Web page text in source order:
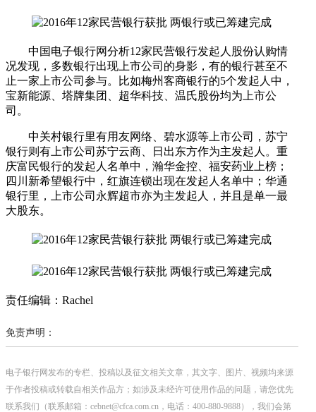
中国电子银行网分析12家民营银行发起人股份认购情
况发现，多数银行出现上市公司的身影，有的银行甚至不
止一家上市公司参与。比如梅州客商银行的5个发起人中，
宝新能源、塔牌集团、超华科技、温氏股份均为上市公
司。
中关村银行里有用友网络、碧水源等上市公司，苏宁
银行则有上市公司苏宁云商、日出东方作为主发起人。重
庆富民银行的发起人名单中，瀚华金控、福安药业上榜；
四川新希望银行中，红旗连锁出现在发起人名单中；华通
银行里，上市公司永辉超市亦为主发起人，并且是单一最
大股东。
责任编辑：Rachel
免责声明：
电子银行网发布的专栏、投稿以及征文相关文章，其文字、图片、视频均来源
于作者投稿或转载自相关作品方；如涉及未经许可使用作品的问题，请您优先
联系我们（联系邮箱：cebnet@cfca.com.cn，电话：400-880-9888），我们会第